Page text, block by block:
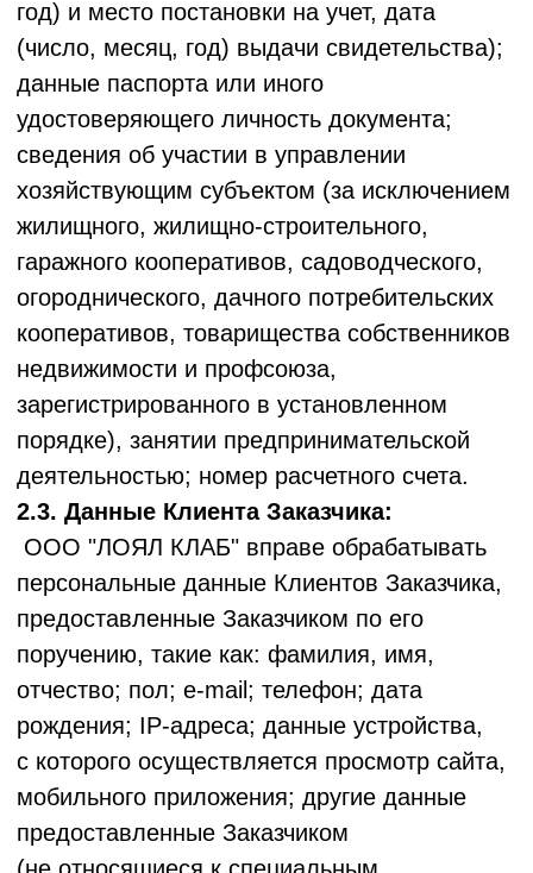
3.5. Обработка персональных данных
представителей Заказчика осуществляется
с целью заключения и исполнения
"ЛОЯЛ КЛАБ" услуг Заказчику.
3.6. Обработка персональных данных
Пользователей Сервиса может
осуществляться в целях: оптимизации
работы сайта; адресации рекламных
и информационных материалов имеющимся
эффективности выпускаемых рекламных
материалов и их адаптации под
пользователей; осуществления внутренних
технических работ в рамках управления
платформой, проведения анализа данных,
тестов, исследований, опросов,
в т.ч. в целях адаптации отображения
материалов сайта под устройства
пользователей.
осуществлять обработку персональных
данных в статистических или иных
исследовательских целях при условии
обязательного обезличивания персональных
данных.
3.8. ООО "ЛОЯЛ КЛАБ" не обрабатывает
персональные данные, не требующиеся для
достижения целей, указанных в Политике,
не использует персональные данные
от указанных выше.